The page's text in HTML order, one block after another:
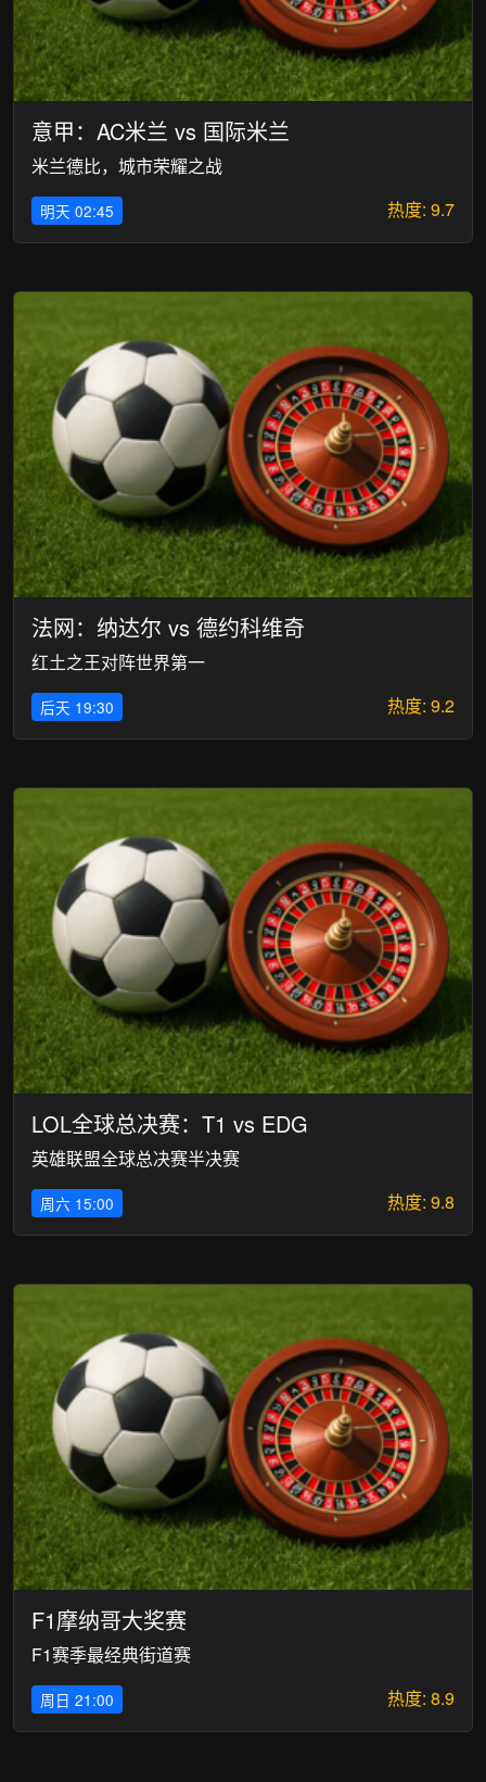
意甲：AC米兰 vs 国际米兰
米兰德比，城市荣耀之战
明天 02:45 热度: 9.7
法网：纳达尔 vs 德约科维奇
红土之王对阵世界第一
后天 19:30 热度: 9.2
LOL全球总决赛：T1 vs EDG
英雄联盟全球总决赛半决赛
周六 15:00 热度: 9.8
F1摩纳哥大奖赛
F1赛季最经典街道赛
周日 21:00 热度: 8.9